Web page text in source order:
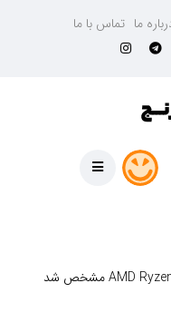
ما تماس با ما